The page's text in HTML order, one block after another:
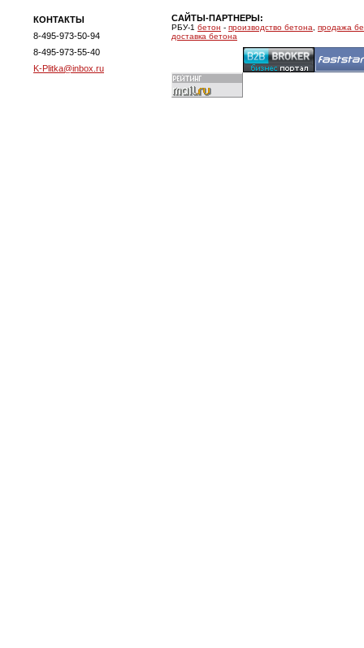
КОНТАКТЫ
8-495-973-50-94
8-495-973-55-40
K-Plitka@inbox.ru
САЙТЫ-ПАРТНЕРЫ:
РБУ-1 бетон - производство бетона
продажа
доставка бетона